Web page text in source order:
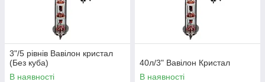
3"/5 рівнів Вавілон кристал
(Без куба)
В наявності
40л/3" Вавілон Кристал
В наявності